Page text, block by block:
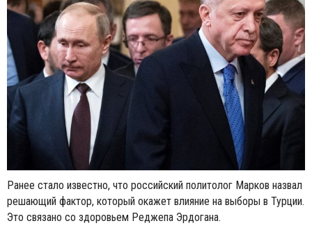
Ранее стало известно, что российский политолог Марков назвал
решающий фактор, который окажет влияние на выборы в Турции.
Это связано со здоровьем Реджепа Эрдогана.